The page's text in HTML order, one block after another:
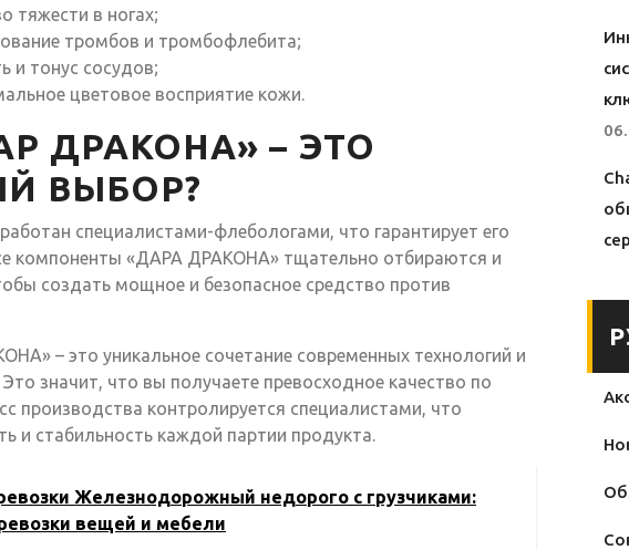
тяжести в ногах;
тромбов и тромбофлебита;
и тонус сосудов;
цветовое восприятие кожи.
ДРАКОНА» – ЭТО
ВЫБОР?
специалистами-флебологами, что гарантирует его
компоненты «ДАРА ДРАКОНА» тщательно отбираются и
создать мощное и безопасное средство против
– это уникальное сочетание современных технологий и
значит, что вы получаете превосходное качество по
производства контролируется специалистами, что
и стабильность каждой партии продукта.
Железнодорожный недорого с грузчиками:
вещей и мебели